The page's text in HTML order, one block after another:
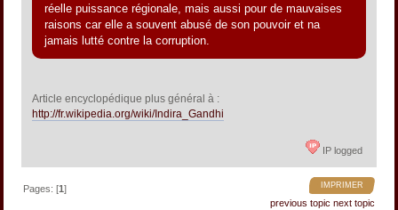
réelle puissance régionale, mais aussi pour de mauvaises
raisons car elle a souvent abusé de son pouvoir et na
jamais lutté contre la corruption.
Article encyclopédique plus général à :
http://fr.wikipedia.org/wiki/Indira_Gandhi
IP logged
IMPRIMER
Pages: [1]
previous topic next topic